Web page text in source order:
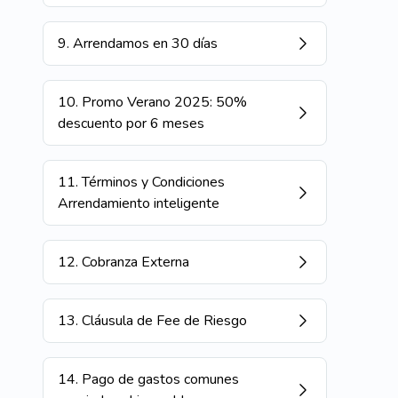
9. Arrendamos en 30 días
10. Promo Verano 2025: 50%
descuento por 6 meses
11.Términos y Condiciones
Arrendamiento inteligente
12. Cobranza Externa
13. Cláusula de Fee de Riesgo
14. Pago de gastos comunes